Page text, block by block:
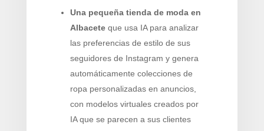
Una pequeña tienda de moda en
Albaceteque usa IA para analizar
las preferencias de estilo de sus
seguidores de Instagram y genera
automáticamente colecciones de
ropa personalizadas en anuncios,
con modelos virtuales creados por
IA que se parecen a sus clientes